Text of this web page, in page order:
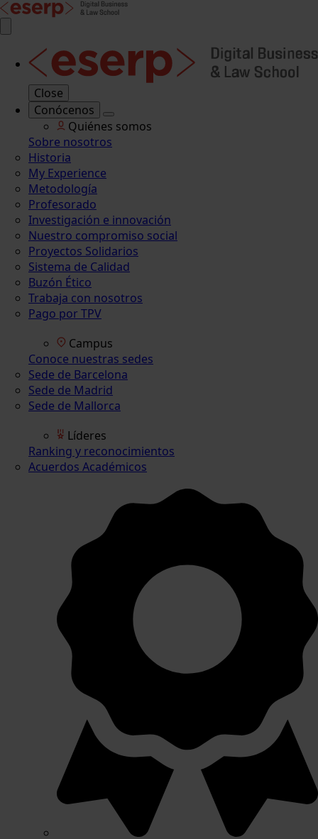
Close
Conócenos
Quiénes somos
Sobre nosotros
Historia
My Experience
Metodología
Profesorado
Investigación e innovación
Nuestro compromiso social
Proyectos Solidarios
Sistema de Calidad
Buzón Ético
Trabaja con nosotros
Pago por TPV
Campus
Conoce nuestras sedes
Sede de Barcelona
Sede de Madrid
Sede de Mallorca
Líderes
Ranking y reconocimientos
Acuerdos Académicos